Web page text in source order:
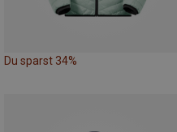
Du sparst 34%